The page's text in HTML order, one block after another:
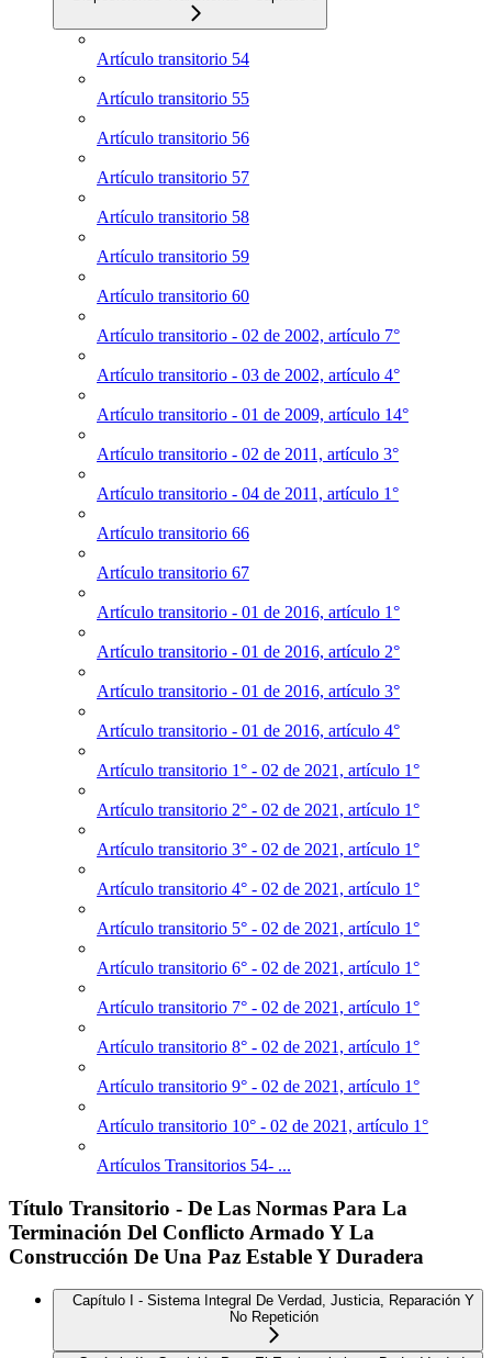
Artículo transitorio 54
Artículo transitorio 55
Artículo transitorio 56
Artículo transitorio 57
Artículo transitorio 58
Artículo transitorio 59
Artículo transitorio 60
Artículo transitorio - 02 de 2002, artículo 7°
Artículo transitorio - 03 de 2002, artículo 4°
Artículo transitorio - 01 de 2009, artículo 14°
Artículo transitorio - 02 de 2011, artículo 3°
Artículo transitorio - 04 de 2011, artículo 1°
Artículo transitorio 66
Artículo transitorio 67
Artículo transitorio - 01 de 2016, artículo 1°
Artículo transitorio - 01 de 2016, artículo 2°
Artículo transitorio - 01 de 2016, artículo 3°
Artículo transitorio - 01 de 2016, artículo 4°
Artículo transitorio 1° - 02 de 2021, artículo 1°
Artículo transitorio 2° - 02 de 2021, artículo 1°
Artículo transitorio 3° - 02 de 2021, artículo 1°
Artículo transitorio 4° - 02 de 2021, artículo 1°
Artículo transitorio 5° - 02 de 2021, artículo 1°
Artículo transitorio 6° - 02 de 2021, artículo 1°
Artículo transitorio 7° - 02 de 2021, artículo 1°
Artículo transitorio 8° - 02 de 2021, artículo 1°
Artículo transitorio 9° - 02 de 2021, artículo 1°
Artículo transitorio 10° - 02 de 2021, artículo 1°
Artículos Transitorios 54- ...
Título Transitorio - De Las Normas Para La
Terminación Del Conflicto Armado Y La
Construcción De Una Paz Estable Y Duradera
Capítulo I - Sistema Integral De Verdad, Justicia, Reparación Y
No Repetición